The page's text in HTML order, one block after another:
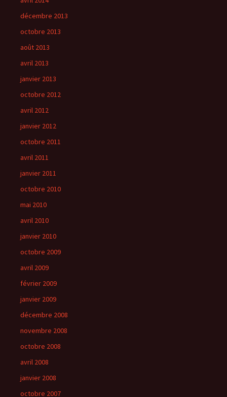
décembre 2013
octobre 2013
août 2013
avril 2013
janvier 2013
octobre 2012
avril 2012
janvier 2012
octobre 2011
avril 2011
janvier 2011
octobre 2010
mai 2010
avril 2010
janvier 2010
octobre 2009
avril 2009
février 2009
janvier 2009
décembre 2008
novembre 2008
octobre 2008
avril 2008
janvier 2008
octobre 2007